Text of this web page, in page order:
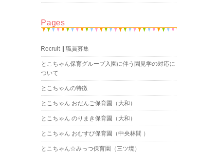
Pages
Recruit || 職員募集
とこちゃん保育グループ入園に伴う園見学の対応に
ついて
とこちゃんの特徴
とこちゃん おだんご保育園（大和）
とこちゃん のりまき保育園（大和）
とこちゃん おむすび保育園（中央林間 ）
とこちゃん☆みっつ保育園（三ツ境）